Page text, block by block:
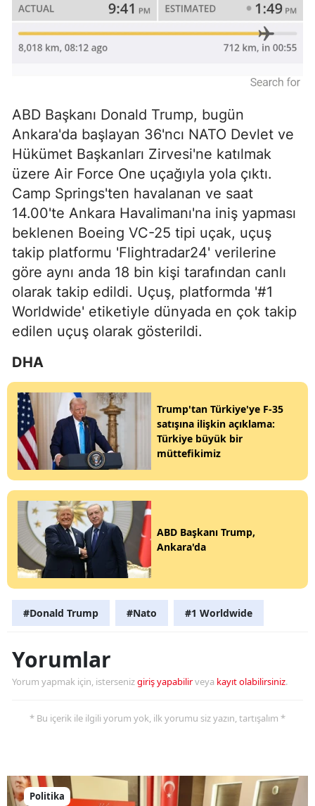
ABD Başkanı Donald Trump, bugün
Ankara'da başlayan 36'ncı NATO Devlet ve
Hükümet Başkanları Zirvesi'ne katılmak
üzere Air Force One uçağıyla yola çıktı.
Camp Springs'ten havalanan ve saat
14.00'te Ankara Havalimanı'na iniş yapması
beklenen Boeing VC-25 tipi uçak, uçuş
takip platformu 'Flightradar24' verilerine
göre aynı anda 18 bin kişi tarafından canlı
olarak takip edildi. Uçuş, platformda '#1
Worldwide' etiketiyle dünyada en çok takip
edilen uçuş olarak gösterildi.
DHA
Trump'tan Türkiye'ye F-35
satışına ilişkin açıklama:
Türkiye büyük bir
müttefikimiz
ABD Başkanı Trump,
Ankara'da
#Donald Trump #Nato #1 Worldwide
Yorumlar
Yorum yapmak için, istersenizgiriş yapabilirveya kayıt olabilirsiniz.
* Bu içerik ile ilgili yorum yok, ilk yorumu siz yazın, tartışalım *
Politika